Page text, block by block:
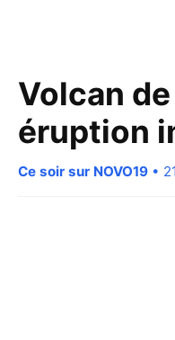
Volcan
éruption
Ce soir sur NOVO19 •